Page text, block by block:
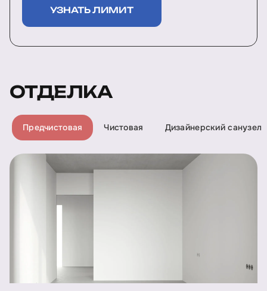
УЗНАТЬ ЛИМИТ
ОТДЕЛКА
Предчистовая Чистовая Дизайнерский санузел